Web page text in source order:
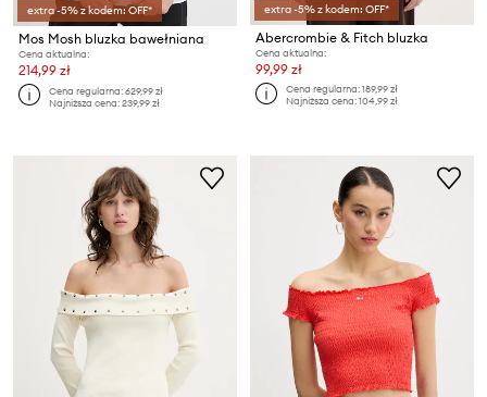
extra -5% z kodem: OFF*
Mos Mosh bluzka bawełniana
Cena aktualna:
214,99 zł
Cena regularna:629,99 zł
Najniższa cena:239,99 zł
extra -5% z kodem: OFF*
Abercrombie & Fitch bluzka
Cena aktualna:
99,99 zł
Cena regularna:189,99 zł
Najniższa cena:104,99 zł